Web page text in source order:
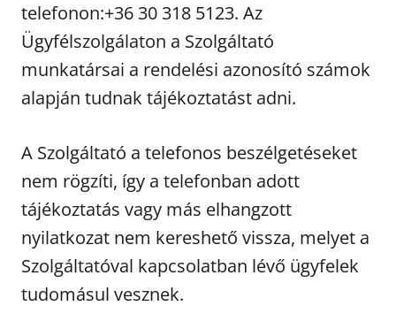
telefonon:+36 30 318 5123. Az
Ügyfélszolgálaton a Szolgáltató
munkatársai a rendelési azonosító számok
alapján tudnak tájékoztatást adni.
A Szolgáltató a telefonos beszélgetéseket
nem rögzíti, így a telefonban adott
tájékoztatás vagy más elhangzott
nyilatkozat nem kereshető vissza, melyet a
Szolgáltatóval kapcsolatban lévő ügyfelek
tudomásul vesznek.